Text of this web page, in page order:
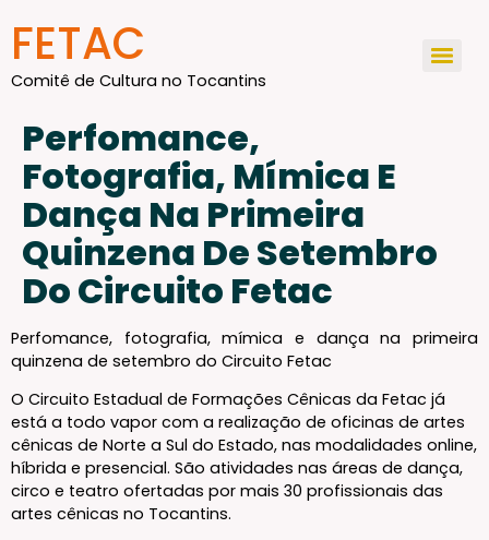
FETAC
Comitê de Cultura no Tocantins
Perfomance,
Fotografia, Mímica E
Dança Na Primeira
Quinzena De Setembro
Do Circuito Fetac
Perfomance, fotografia, mímica e dança na primeira
quinzena de setembro do Circuito Fetac
O Circuito Estadual de Formações Cênicas da Fetac já
está a todo vapor com a realização de oficinas de artes
cênicas de Norte a Sul do Estado, nas modalidades online,
híbrida e presencial. São atividades nas áreas de dança,
circo e teatro ofertadas por mais 30 profissionais das
artes cênicas no Tocantins.